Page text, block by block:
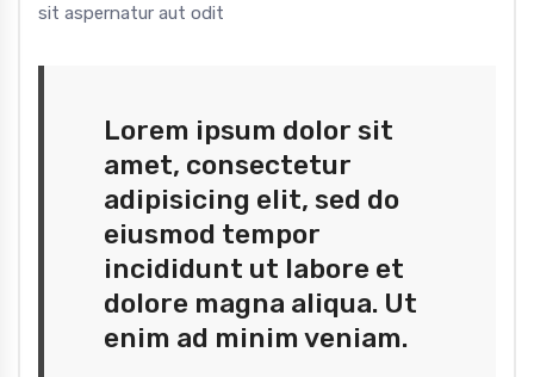
sit aspernatur aut odit
Lorem ipsum dolor sit
amet, consectetur
adipisicing elit, sed do
eiusmod tempor
incididunt ut labore et
dolore magna aliqua. Ut
enim ad minim veniam.